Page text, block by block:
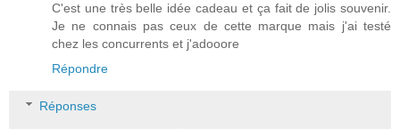
C'est une très belle idée cadeau et ça fait de jolis souvenir.
Je ne connais pas ceux de cette marque mais j'ai testé
chez les concurrents et j'adooore
Répondre
Réponses